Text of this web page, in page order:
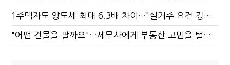
1주택자도 양도세 최대 6.3배 차이…"실거주 요건 강화하자"
"어떤 건물을 팔까요"…세무사에게 부동산 고민을 털어놓는 이유